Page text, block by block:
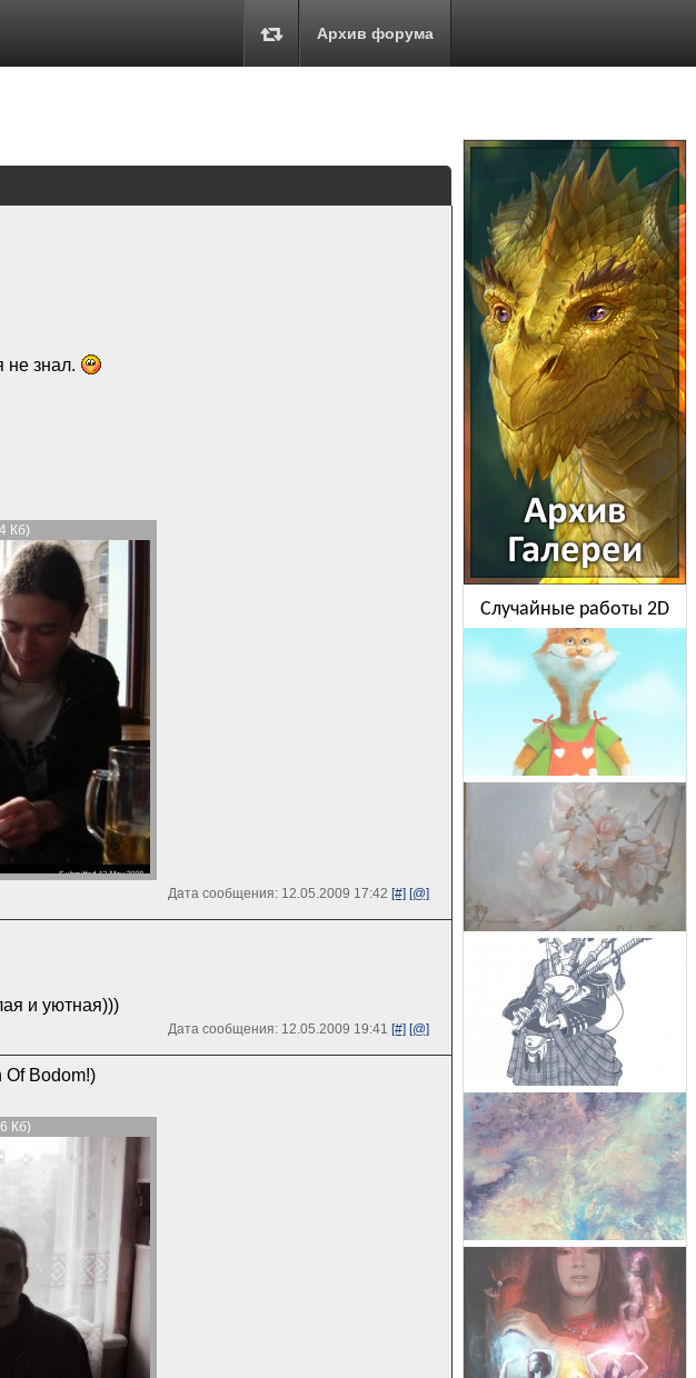
Архив форума
не знал.
Кб)
Дата сообщения: 12.05.2009 17:42 [#] [@]
и уютная)))
Дата сообщения: 12.05.2009 19:41 [#] [@]
Of Bodom!)
Кб)
Случайные работы 2D